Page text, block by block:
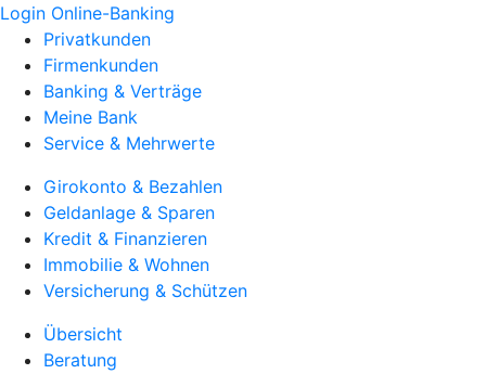
Login Online-Banking
Privatkunden
Firmenkunden
Banking & Verträge
Meine Bank
Service & Mehrwerte
Girokonto & Bezahlen
Geldanlage & Sparen
Kredit & Finanzieren
Immobilie & Wohnen
Versicherung & Schützen
Übersicht
Beratung